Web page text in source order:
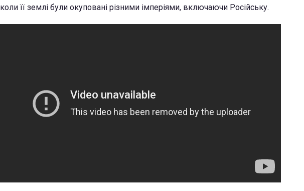
коли її землі були окуповані різними імперіями, включаючи Російську.